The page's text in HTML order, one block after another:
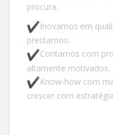
procura.
Inovamos em
prestamos.
Contamos com
altamente motivados.
Know-how com
crescer com